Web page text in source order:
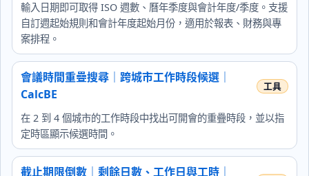
輸入日期即可取得 ISO 週數、曆年季度與會計年度/季度。支援
自訂週起始規則和會計年度起始月份，適用於報表、財務與專
案排程。
會議時間重疊搜尋｜跨城市工作時段候選｜
CalcBE
在 2 到 4 個城市的工作時段中找出可開會的重疊時段，並以指
定時區顯示候選時間。
截止期限倒數｜剩餘日數、工作日與工時｜